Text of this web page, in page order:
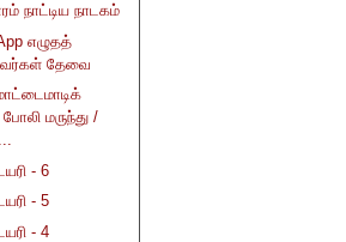
நாட்டிய நாடகம்
எழுதத்
தேவை
மருந்து /
- 6
- 5
- 4